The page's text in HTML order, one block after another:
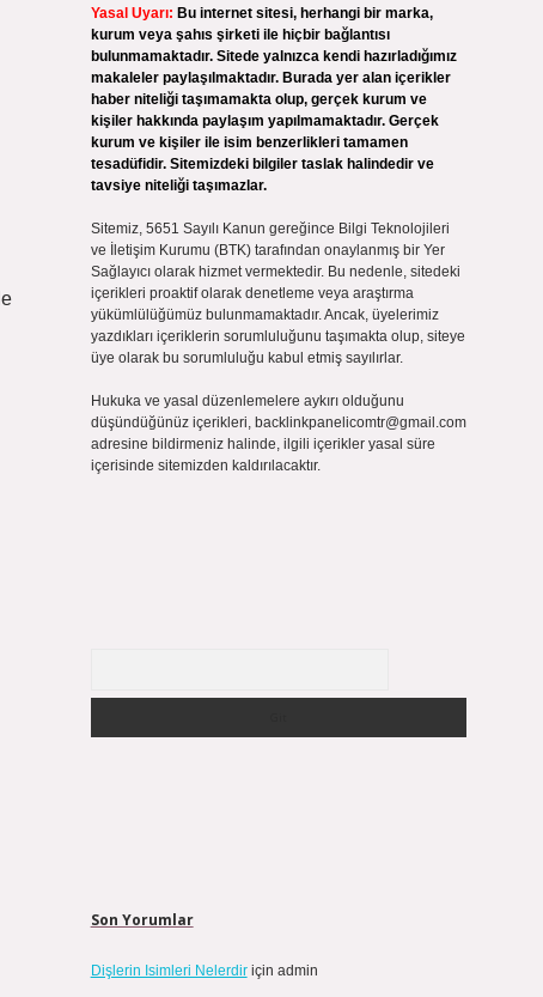
Yasal Uyarı: Bu internet sitesi, herhangi bir marka,
kurum veya şahıs şirketi ile hiçbir bağlantısı
bulunmamaktadır. Sitede yalnızca kendi hazırladığımız
makaleler paylaşılmaktadır. Burada yer alan içerikler
haber niteliği taşımamakta olup, gerçek kurum ve
kişiler hakkında paylaşım yapılmamaktadır. Gerçek
kurum ve kişiler ile isim benzerlikleri tamamen
tesadüfidir. Sitemizdeki bilgiler taslak halindedir ve
tavsiye niteliği taşımazlar.
Sitemiz, 5651 Sayılı Kanun gereğince Bilgi Teknolojileri
ve İletişim Kurumu (BTK) tarafından onaylanmış bir Yer
Sağlayıcı olarak hizmet vermektedir. Bu nedenle, sitedeki
içerikleri proaktif olarak denetleme veya araştırma
yükümlülüğümüz bulunmamaktadır. Ancak, üyelerimiz
yazdıkları içeriklerin sorumluluğunu taşımakta olup, siteye
üye olarak bu sorumluluğu kabul etmiş sayılırlar.
Hukuka ve yasal düzenlemelere aykırı olduğunu
düşündüğünüz içerikleri, backlinkpanelicomtr@gmail.com
adresine bildirmeniz halinde, ilgili içerikler yasal süre
içerisinde sitemizden kaldırılacaktır.
Son Yorumlar
Dişlerin Isimleri Nelerdiriçin admin